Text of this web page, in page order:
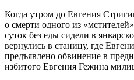
Когда утром до Евгения
о смерти одного из
суток без еды сидели в
вернулись в станицу, где
предъявлено обвинение в
избитого Евгения Гежина